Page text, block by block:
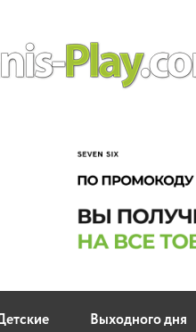
Выходного дня